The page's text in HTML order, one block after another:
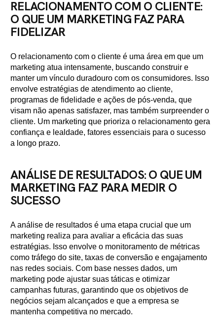
RELACIONAMENTO COM O CLIENTE:
O QUE UM MARKETING FAZ PARA
FIDELIZAR
O relacionamento com o cliente é uma área em que um
marketing atua intensamente, buscando construir e
manter um vínculo duradouro com os consumidores. Isso
envolve estratégias de atendimento ao cliente,
programas de fidelidade e ações de pós-venda, que
visam não apenas satisfazer, mas também surpreender o
cliente. Um marketing que prioriza o relacionamento gera
confiança e lealdade, fatores essenciais para o sucesso
a longo prazo.
ANÁLISE DE RESULTADOS: O QUE UM
MARKETING FAZ PARA MEDIR O
SUCESSO
A análise de resultados é uma etapa crucial que um
marketing realiza para avaliar a eficácia das suas
estratégias. Isso envolve o monitoramento de métricas
como tráfego do site, taxas de conversão e engajamento
nas redes sociais. Com base nesses dados, um
marketing pode ajustar suas táticas e otimizar
campanhas futuras, garantindo que os objetivos de
negócios sejam alcançados e que a empresa se
mantenha competitiva no mercado.